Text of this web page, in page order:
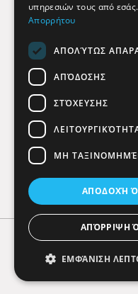
υπηρεσιών τους από εσάς.
Απορρήτου
ΑΠΟΛΎΤΩΣ
ΑΠΌΔΟΣΗΣ
ΣΤΌΧΕΥΣΗΣ
ΜΗ
ΑΠΟΔΟΧΉ
ΑΠΌΡΡΙΨΗ
ΕΜΦΆΝΙΣΗ